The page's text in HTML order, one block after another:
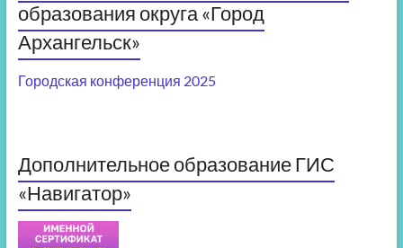
образования округа «Город
Архангельск»
Городская конференция 2025
Дополнительное образование ГИС
«Навигатор»